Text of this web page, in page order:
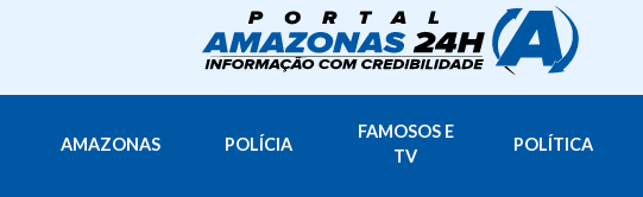
AMAZONAS POLÍCIA
FAMOSOS E
TV
POLÍTICA